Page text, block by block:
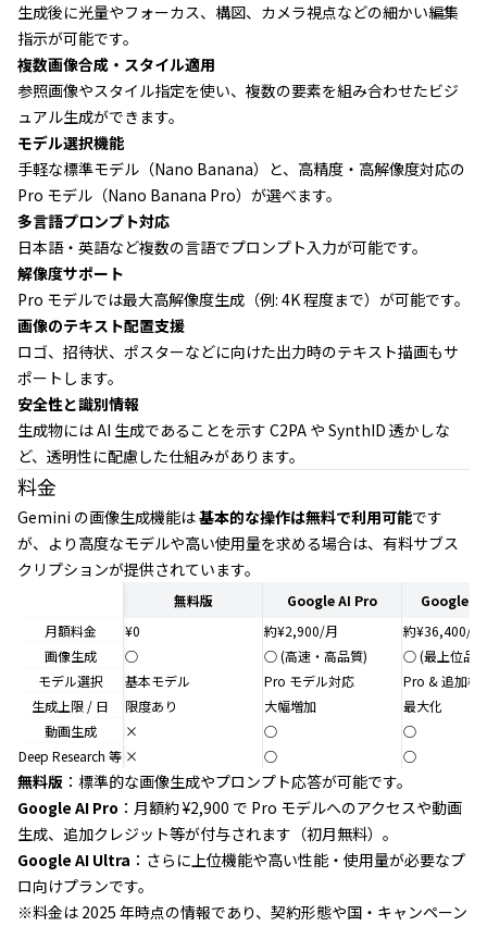
生成後に光量やフォーカス、構図、カメラ視点などの細かい編集
指示が可能です。
複数画像合成・スタイル適用
参照画像やスタイル指定を使い、複数の要素を組み合わせたビジ
ュアル生成ができます。
モデル選択機能
手軽な標準モデル（Nano Banana）と、高精度・高解像度対応の
Pro モデル（Nano Banana Pro）が選べます。
多言語プロンプト対応
日本語・英語など複数の言語でプロンプト入力が可能です。
解像度サポート
Pro モデルでは最大高解像度生成（例: 4K 程度まで）が可能です。
画像のテキスト配置支援
ロゴ、招待状、ポスターなどに向けた出力時のテキスト描画もサ
ポートします。
安全性と識別情報
生成物には AI 生成であることを示す C2PA や SynthID 透かしな
ど、透明性に配慮した仕組みがあります。
料金
Gemini の画像生成機能は基本的な操作は無料で利用可能です
が、より高度なモデルや高い使用量を求める場合は、有料サブス
クリプションが提供されています。
無料版 Google AI Pro
Google
月額料金
¥0 約¥2,900/月
約¥36,400/月
画像生成
○ ○ (高速・高品質)
○ (最上位品
モデル選択
基本モデル Pro モデル対応
Pro & 追加機
生成上限 / 日
限度あり 大幅増加
最大化
動画生成
× ○
○
Deep Research 等 × ○ ○
無料版 ：標準的な画像生成やプロンプト応答が可能です。
Google AI Pro ：月額約 ¥2,900 で Pro モデルへのアクセスや動画
生成、追加クレジット等が付与されます（初月無料）。
Google AI Ultra ：さらに上位機能や高い性能・使用量が必要なプ
ロ向けプランです。
※料金は 2025 年時点の情報であり、契約形態や国・キャンペーン